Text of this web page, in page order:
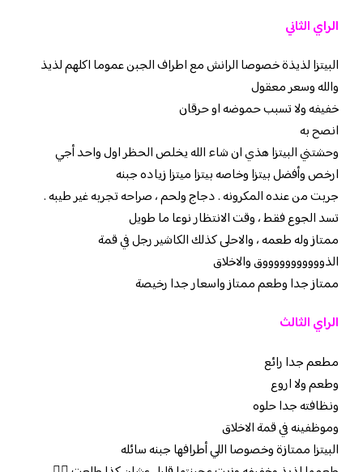
الراي الثاني
البيتزا لذيذة خصوصا الرانش مع اطراف الجبن عموما اكلهم لذيذ
والله وسعر معقول
خفيفه ولا تسبب حموضه او حرقان
انصح به
وحشتني البيتزا هذي ان شاء الله يخلص الحظر اول واحد أجي
ارخص وأفضل بيتزا وخاصه بيتزا ميتزا زياده جبنه
جربت من عنده المكرونه . دجاج ولحم ، صراحه تجربه غير طيبه .
تسد الجوع فقط ، وقت الانتظار نوعا ما طويل
ممتاز وله طعمه ، والاحلى كذلك الكاشير رجل في قمة
الذوووووووووووق والاخلاق
ممتاز جدا وطعم ممتاز واسعار جدا رخيصة
الراي الثالث
مطعم جدا رائع
وطعم ولا اروع
ونظافته جدا حلوه
وموظفينه في قمة الاخلاق
البيتزا ممتازة وخصوصا اللي أطرافها جبنه سائله